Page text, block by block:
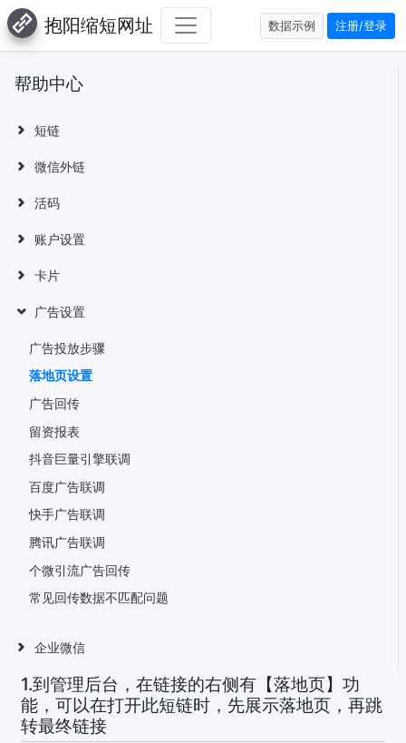
抱阳缩短网址 数据示例 注册/登录
帮助中心
短链
微信外链
活码
账户设置
卡片
广告设置
广告投放步骤
落地页设置
广告回传
留资报表
抖音巨量引擎联调
百度广告联调
快手广告联调
腾讯广告联调
个微引流广告回传
常见回传数据不匹配问题
企业微信
1.到管理后台，在链接的右侧有【落地页】功
能，可以在打开此短链时，先展示落地页，再跳
转最终链接